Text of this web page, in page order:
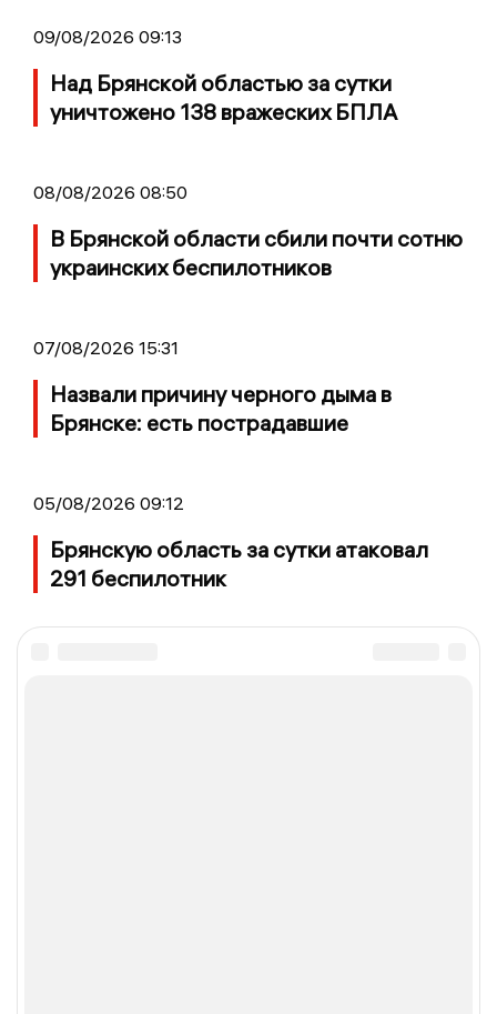
09/08/2026 09:13
Над Брянской областью за сутки
уничтожено 138 вражеских БПЛА
08/08/2026 08:50
В Брянской области сбили почти сотню
украинских беспилотников
07/08/2026 15:31
Назвали причину черного дыма в
Брянске: есть пострадавшие
05/08/2026 09:12
Брянскую область за сутки атаковал
291 беспилотник